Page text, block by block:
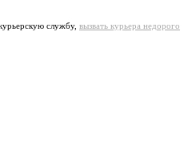
службу, вызвать курьера недорого